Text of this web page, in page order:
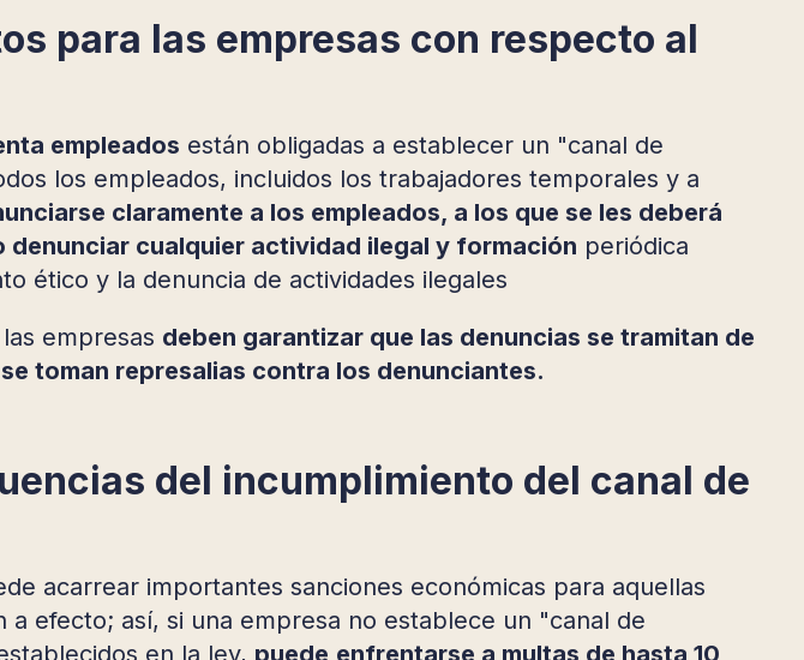
para las empresas con respecto al
empleados están obligadas a establecer un "canal de
los empleados, incluidos los trabajadores temporales y a
claramente a los empleados, a los que se les deberá
cualquier actividad ilegal y formación periódica
ético y la denuncia de actividades ilegales
empresas deben garantizar que las denuncias se tramitan de
toman represalias contra los denunciantes.
del incumplimiento del canal de
acarrear importantes sanciones económicas para aquellas
efecto; así, si una empresa no establece un "canal de
en la ley, puede enfrentarse a multas de hasta 10